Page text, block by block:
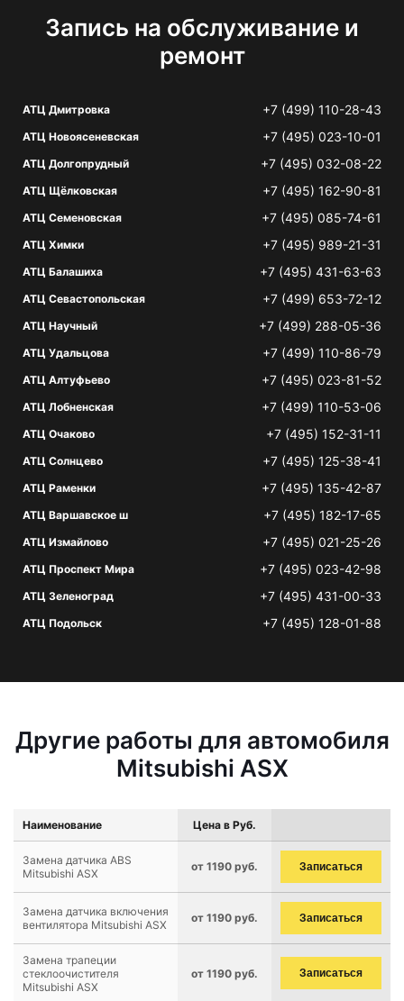
Запись на обслуживание и
ремонт
АТЦ Дмитровка +7 (499) 110-28-43
АТЦ Новоясеневская +7 (495) 023-10-01
АТЦ Долгопрудный +7 (495) 032-08-22
АТЦ Щёлковская +7 (495) 162-90-81
АТЦ Семеновская +7 (495) 085-74-61
АТЦ Химки +7 (495) 989-21-31
АТЦ Балашиха +7 (495) 431-63-63
АТЦ Севастопольская +7 (499) 653-72-12
АТЦ Научный +7 (499) 288-05-36
АТЦ Удальцова +7 (499) 110-86-79
АТЦ Алтуфьево +7 (495) 023-81-52
АТЦ Лобненская +7 (499) 110-53-06
АТЦ Очаково +7 (495) 152-31-11
АТЦ Солнцево +7 (495) 125-38-41
АТЦ Раменки +7 (495) 135-42-87
АТЦ Варшавское ш +7 (495) 182-17-65
АТЦ Измайлово +7 (495) 021-25-26
АТЦ Проспект Мира +7 (495) 023-42-98
АТЦ Зеленоград +7 (495) 431-00-33
АТЦ Подольск +7 (495) 128-01-88
Другие работы для автомобиля
Mitsubishi ASX
Наименование Цена в Руб.
Замена датчика ABS
Mitsubishi ASX
от 1190 руб. Записаться
Замена датчика включения
вентилятора Mitsubishi ASX
от 1190 руб. Записаться
Замена трапеции
стеклоочистителя
Mitsubishi ASX
от 1190 руб. Записаться